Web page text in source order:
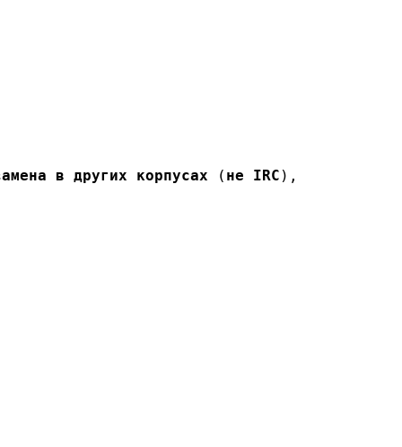
в других корпусах ( не IRC ),